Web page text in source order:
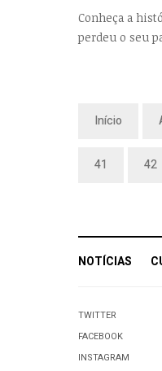
Conheça a
perdeu o seu
Início
41 42
NOTÍCIAS
TWITTER
FACEBOOK
INSTAGRAM